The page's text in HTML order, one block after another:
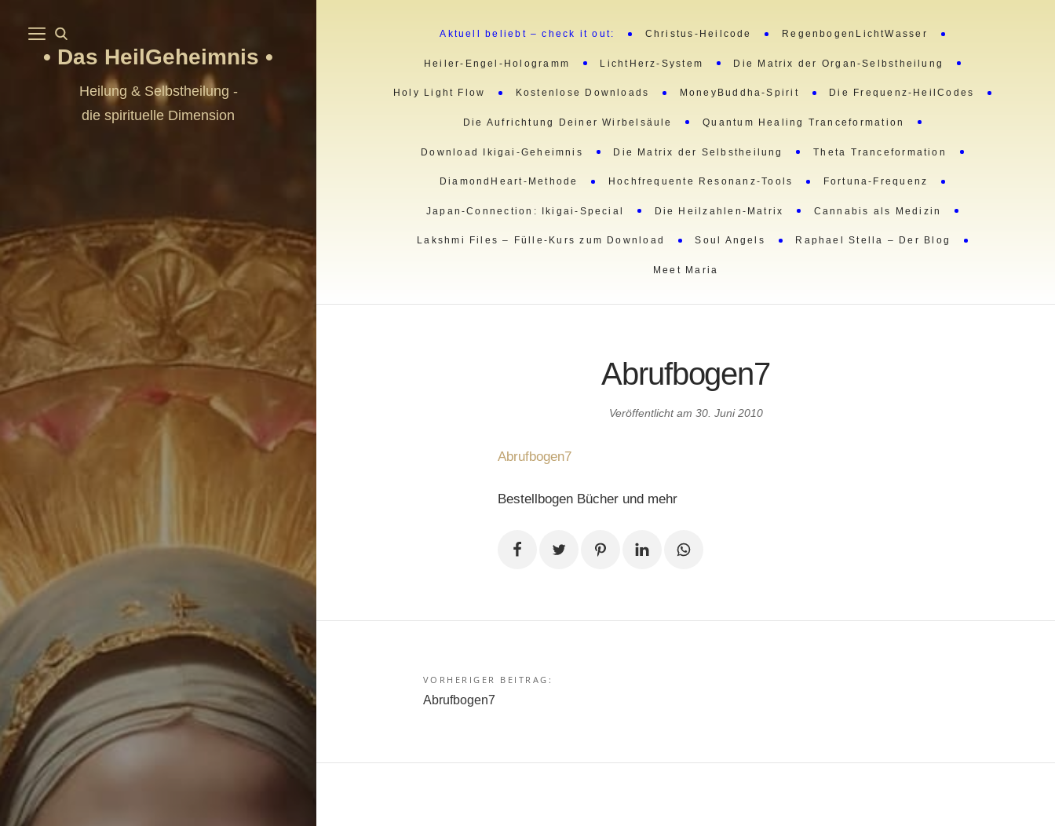
Das HeilGeheimnis
Heilung & Selbstheilung -
die spirituelle Dimension
Aktuell beliebt – check it out: Christus-Heilcode RegenbogenLichtWasser
Heiler-Engel-Hologramm LichtHerz-System Die Matrix der Organ-Selbstheilung
Holy Light Flow Kostenlose Downloads MoneyBuddha-Spirit Die Frequenz-HeilCodes
Die Aufrichtung Deiner Wirbelsäule Quantum Healing Tranceformation
Download Ikigai-Geheimnis Die Matrix der Selbstheilung Theta Tranceformation
DiamondHeart-Methode Hochfrequente Resonanz-Tools Fortuna-Frequenz
Japan-Connection: Ikigai-Special Die Heilzahlen-Matrix Cannabis als Medizin
Lakshmi Files – Fülle-Kurs zum Download Soul Angels Raphael Stella – Der Blog
Meet Maria
Abrufbogen7
Veröffentlicht am 30. Juni 2010
Abrufbogen7
Bestellbogen Bücher und mehr
Beitragsnavigation
VORHERIGER BEITRAG:
Abrufbogen7